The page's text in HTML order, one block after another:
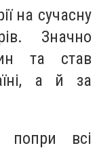
на сучасну
Значно
та став
а й за
попри всі